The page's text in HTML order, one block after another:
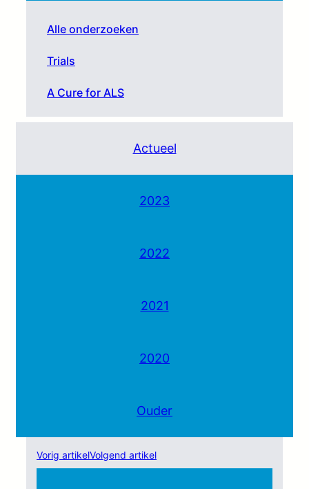
Alle onderzoeken
Trials
A Cure for ALS
Actueel
2023
2022
2021
2020
Ouder
Vorig artikelVolgend artikel